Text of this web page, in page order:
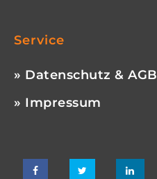
Service
» Datenschutz & AGB
» Impressum